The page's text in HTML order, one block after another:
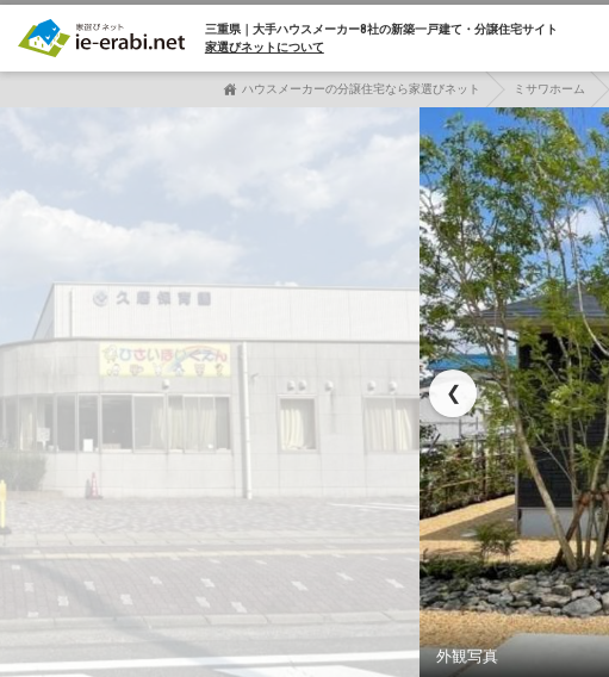
三重県｜大手ハウスメーカー8社の新築一戸建て・分譲住宅サイト
家選びネットについて
ハウスメーカーの分譲住宅なら家選びネット ミサワホーム
❮
外観写真